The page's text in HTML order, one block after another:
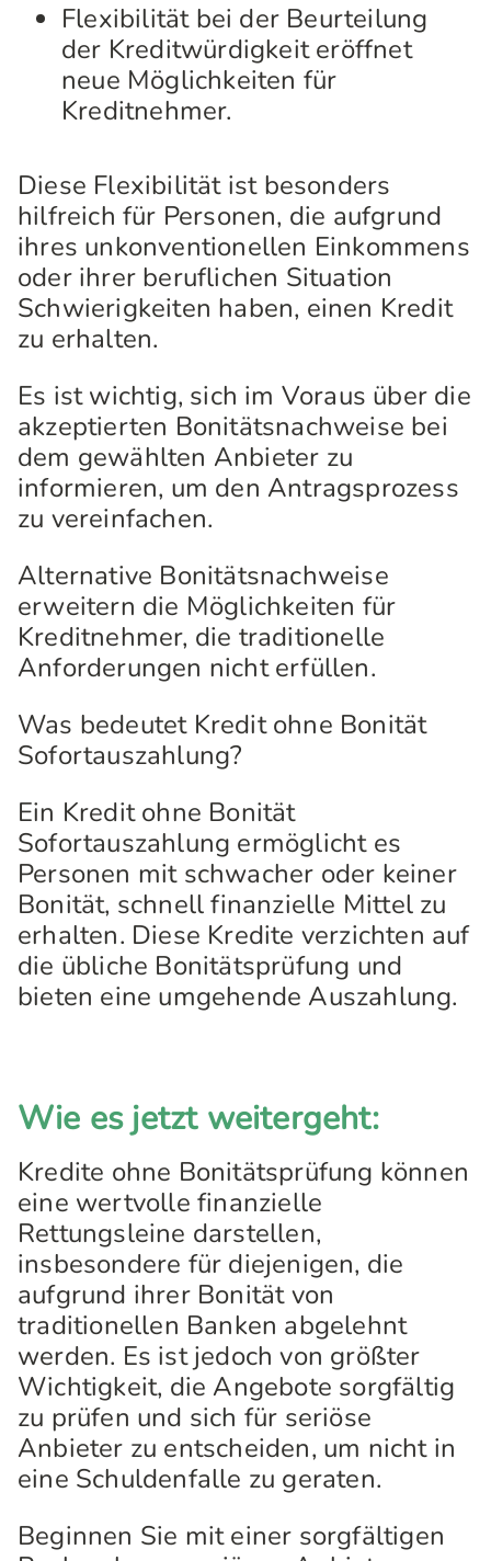
Flexibilität bei der Beurteilung
der Kreditwürdigkeit eröffnet
neue Möglichkeiten für
Kreditnehmer.
Diese Flexibilität ist besonders
hilfreich für Personen, die aufgrund
ihres unkonventionellen Einkommens
oder ihrer beruflichen Situation
Schwierigkeiten haben, einen Kredit
zu erhalten.
Es ist wichtig, sich im Voraus über die
akzeptierten Bonitätsnachweise bei
dem gewählten Anbieter zu
informieren, um den Antragsprozess
zu vereinfachen.
Alternative Bonitätsnachweise
erweitern die Möglichkeiten für
Kreditnehmer, die traditionelle
Anforderungen nicht erfüllen.
Was bedeutet Kredit ohne Bonität
Sofortauszahlung?
Ein Kredit ohne Bonität
Sofortauszahlung ermöglicht es
Personen mit schwacher oder keiner
Bonität, schnell finanzielle Mittel zu
erhalten. Diese Kredite verzichten auf
die übliche Bonitätsprüfung und
bieten eine umgehende Auszahlung.
Wie es jetzt weitergeht:
Kredite ohne Bonitätsprüfung können
eine wertvolle finanzielle
Rettungsleine darstellen,
insbesondere für diejenigen, die
aufgrund ihrer Bonität von
traditionellen Banken abgelehnt
werden. Es ist jedoch von größter
Wichtigkeit, die Angebote sorgfältig
zu prüfen und sich für seriöse
Anbieter zu entscheiden, um nicht in
eine Schuldenfalle zu geraten.
Beginnen Sie mit einer sorgfältigen